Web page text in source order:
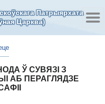
Патрыярхата
Царква)
Ў СУВЯЗІ З
АБ ПЕРАГЛЯДЗЕ